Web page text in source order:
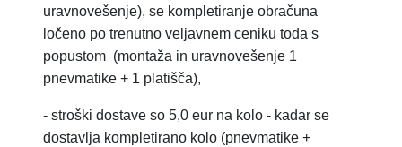
uravnovešenje), se kompletiranje obračuna
ločeno po trenutno veljavnem ceniku toda s
popustom (montaža in uravnovešenje 1
pnevmatike + 1 platišča),
- stroški dostave so 5,0 eur na kolo - kadar se
dostavlja kompletirano kolo (pnevmatike +